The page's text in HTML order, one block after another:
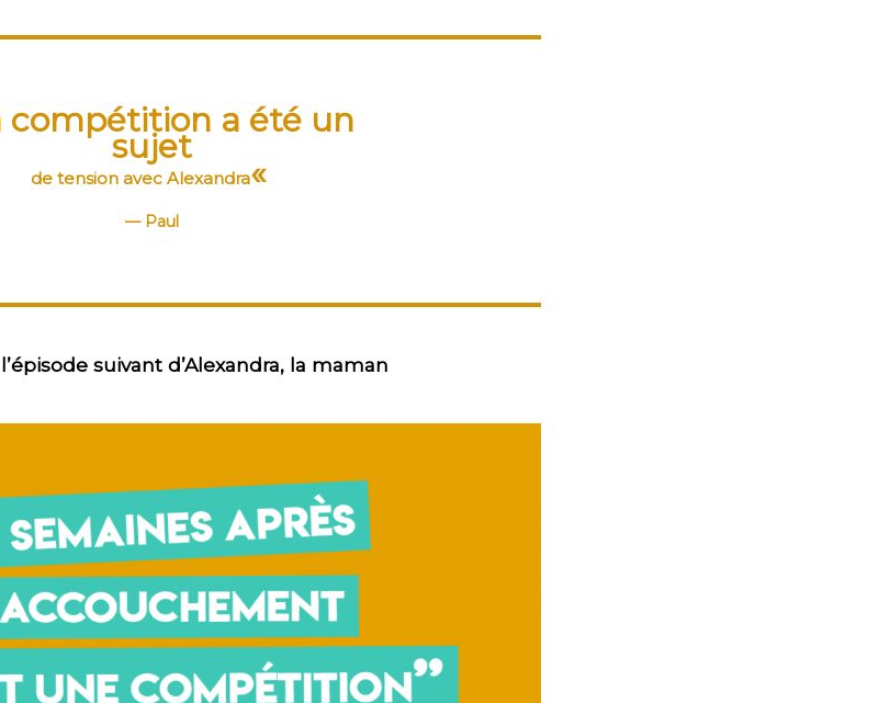
compétition a été un
sujet
de tension avec Alexandra«
Paul
suivant d’Alexandra, la maman